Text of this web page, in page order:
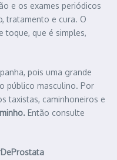
e os exames periódicos
tratamento e cura. O
toque, que é simples,
pois uma grande
público masculino. Por
taxistas, caminhoneiros e
Então consulte